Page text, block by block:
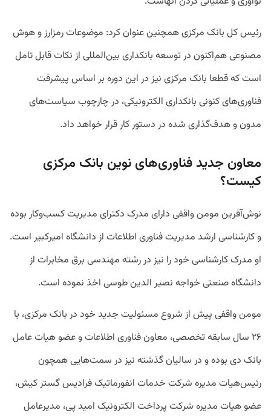
رئیس‌ کل بانک مرکزی همچنین عنوان کرد: موضوعات رمزارز و هوش
مصنوعی هم‌اکنون در توسعه بانکداری بین‌المللی از نکات قابل تامل
است که قطعا بانک مرکزی نیز در این دوره بر اساس پیشرفت
فناوری‌های کنونی بانکداری الکترونیکی، در چارچوب سیاست‌های
مدون و هدف‌گذاری شده در دستور کار قرار خواهد داد.
معاون جدید فناوری‌های نوین بانک مرکزی
کیست؟
نوش‌آفرین مومن واقفی دارای مدرک دکترای مدیریت کسب‌وکار بوده
و کارشناسی ارشد مدیریت فناوری اطلاعات از دانشگاه امیرکبیر است.
او مدرک کارشناسی خود را نیز در رشته مهندسی برق مخابرات از
دانشگاه صنعتی خواجه نصیر الدین طوسی اخذ نموده است.
مومن واقفی پیش از شروع مسئولیت جدید خود در بانک مرکزی، با
۲۶ سال سابقه تخصصی، معاون فناوری اطلاعات و عضو هیات عامل
بانک دی بوده و در سالیان گذشته نیز در سمت‌هایی همچون
رئیس‌هیات مدیره شرکت خدمات انفورماتیک فرادیس گستر کیش،
عضو هیات مدیره شرکت پرداخت الکترونیک امید پی، مدیرعامل